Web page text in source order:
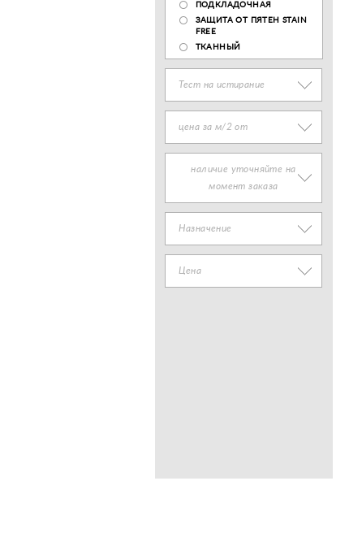
ПОДКЛАДОЧНАЯ
ЗАЩИТА ОТ ПЯТЕН STAIN
FREE
ТКАННЫЙ
Тест на истирание
цена за м/2 от
наличие уточняйте на
момент заказа
Назначение
Цена